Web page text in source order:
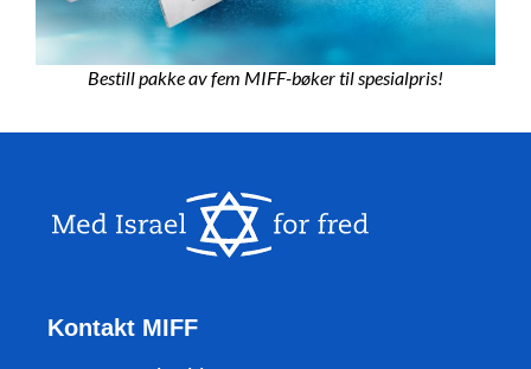
Bestill pakke av fem MIFF-bøker til spesialpris!
Kontakt MIFF